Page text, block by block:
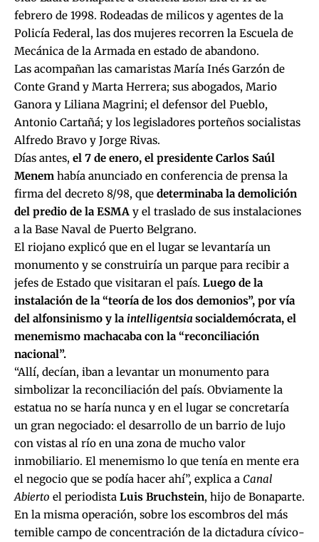
febrero de 1998. Rodeadas de milicos y agentes de la
Policía Federal, las dos mujeres recorren la Escuela de
Mecánica de la Armada en estado de abandono.
Las acompañan las camaristas María Inés Garzón de
Conte Grand y Marta Herrera; sus abogados, Mario
Ganora y Liliana Magrini; el defensor del Pueblo,
Antonio Cartañá; y los legisladores porteños socialistas
Alfredo Bravo y Jorge Rivas.
Días antes, el 7 de enero, el presidente Carlos Saúl
Menem había anunciado en conferencia de prensa la
firma del decreto 8/98, que determinaba la demolición
del predio de la ESMA y el traslado de sus instalaciones
a la Base Naval de Puerto Belgrano.
El riojano explicó que en el lugar se levantaría un
monumento y se construiría un parque para recibir a
jefes de Estado que visitaran el país. Luego de la
instalación de la “teoría de los dos demonios”, por vía
del alfonsinismo y la intelligentsia socialdemócrata, el
menemismo machacaba con la “reconciliación
nacional”.
“Allí, decían, iban a levantar un monumento para
simbolizar la reconciliación del país. Obviamente la
estatua no se haría nunca y en el lugar se concretaría
un gran negociado: el desarrollo de un barrio de lujo
con vistas al río en una zona de mucho valor
inmobiliario. El menemismo lo que tenía en mente era
el negocio que se podía hacer ahí”, explica a Canal
Abierto el periodista Luis Bruchstein, hijo de Bonaparte.
En la misma operación, sobre los escombros del más
temible campo de concentración de la dictadura cívico-